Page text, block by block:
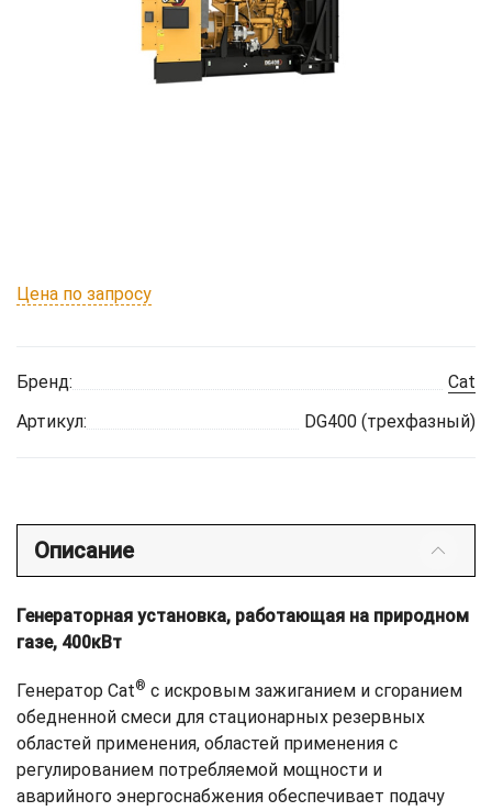
Цена по запросу
Бренд:
Cat
Артикул:
DG400 (трехфазный)
Описание
Генераторная установка, работающая на природном
газе, 400кВт
Генератор Cat® с искровым зажиганием и сгоранием
обедненной смеси для стационарных резервных
областей применения, областей применения с
регулированием потребляемой мощности и
аварийного энергоснабжения обеспечивает подачу